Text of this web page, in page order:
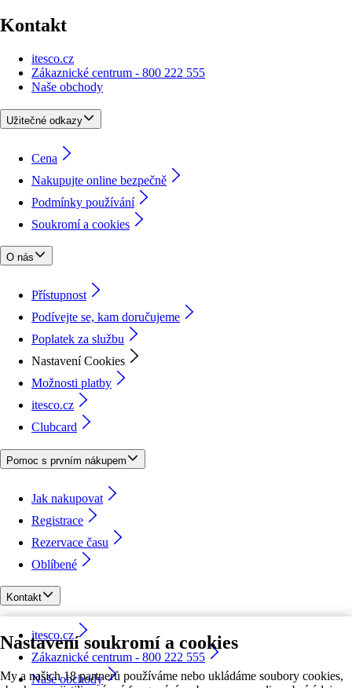
Nastavení soukromí a cookies
My a našich 18 partnerů používáme nebo ukládáme soubory cookies,
Kontakt
itesco.cz
Zákaznické centrum - 800 222 555
Naše obchody
Užitečné odkazy
Cena
Nakupujte online bezpečně
Podmínky používání
Soukromí a cookies
O nás
Přístupnost
Podívejte se, kam doručujeme
Poplatek za službu
Nastavení Cookies
Možnosti platby
itesco.cz
Clubcard
Pomoc s prvním nákupem
Jak nakupovat
Registrace
Rezervace času
Oblíbené
Kontakt
itesco.cz
Zákaznické centrum - 800 222 555
Naše obchody